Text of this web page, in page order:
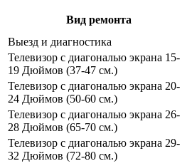
Вид ремонта
Выезд и диагностика
Телевизор с диагональю экрана 15-
19 Дюймов (37-47 см.)
Телевизор с диагональю экрана 20-
24 Дюймов (50-60 см.)
Телевизор с диагональю экрана 26-
28 Дюймов (65-70 см.)
Телевизор с диагональю экрана 29-
32 Дюймов (72-80 см.)